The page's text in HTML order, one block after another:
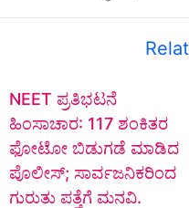
NEET ಪ್ರತಿಭಟನೆ
ಹಿಂಸಾಚಾರ: 117 ಶಂಕಿತರ
ಫೋಟೋ ಬಿಡುಗಡೆ ಮಾಡಿದ
ಪೊಲೀಸ್; ಸಾರ್ವಜನಿಕರಿಂದ
ಗುರುತು ಪತ್ತೆಗೆ ಮನವಿ.